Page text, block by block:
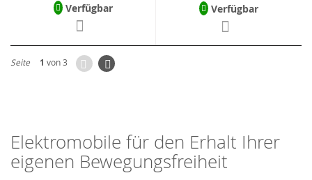
Verfügbar Verfügbar
Seite 1 von 3 ZurückSeite
Weiter
Elektromobile für den Erhalt Ihrer
eigenen Bewegungsfreiheit